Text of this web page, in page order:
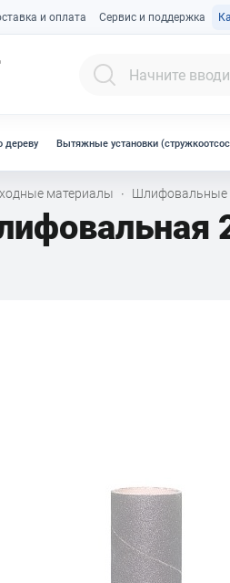
и оплата Сервис и поддержка
дереву Вытяжные установки
материалы · Шлифовальные